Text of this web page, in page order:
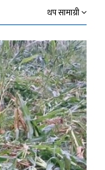
थप सामाग्री